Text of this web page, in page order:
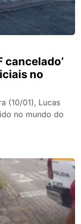
cancelado’
no
(10/01), Lucas
no mundo do